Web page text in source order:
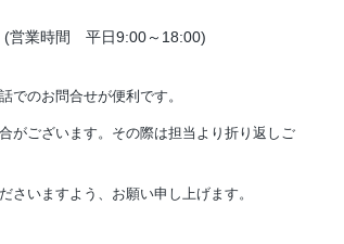
(営業時間 平日9:00～18:00)
でのお問合せが便利です。
がございます。その際は担当より折り返しご
いますよう、お願い申し上げます。